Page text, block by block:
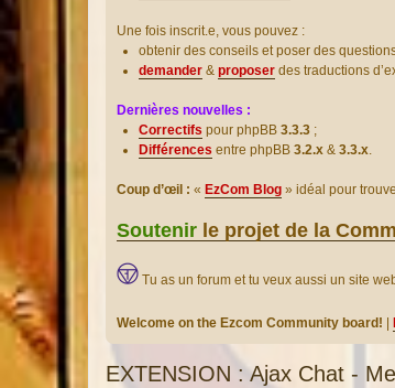
Une fois inscrit.e, vous pouvez :
obtenir des conseils et poser des
demander & proposer des traductions
Dernières nouvelles :
Correctifs pour phpBB 3.3.3 ;
Différences entre phpBB 3.2.x & 3.3.x.
Coup d’œil : « EzCom Blog » idéal pour
Soutenir le projet de la
Tu as un forum et tu veux aussi un site
Welcome on the Ezcom Community board!
EXTENSION : Ajax Chat -